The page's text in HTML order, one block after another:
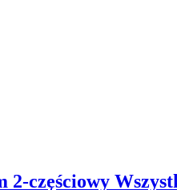
częściowy